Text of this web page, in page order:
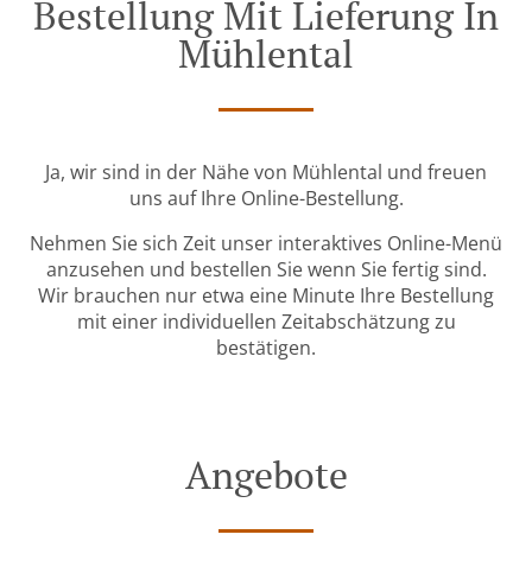
Bestellung Mit Lieferung In
Mühlental
Ja, wir sind in der Nähe von Mühlental und freuen
uns auf Ihre Online-Bestellung.
Nehmen Sie sich Zeit unser interaktives Online-Menü
anzusehen und bestellen Sie wenn Sie fertig sind.
Wir brauchen nur etwa eine Minute Ihre Bestellung
mit einer individuellen Zeitabschätzung zu
bestätigen.
Angebote